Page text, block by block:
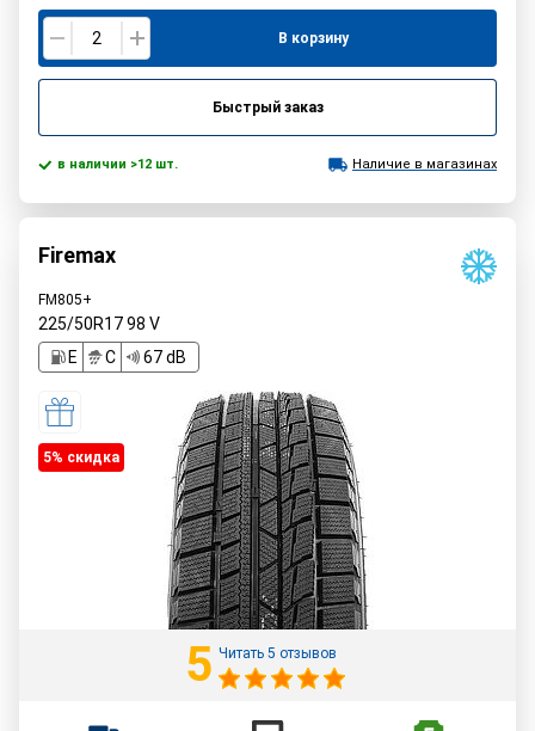
В корзину
Быстрый заказ
в наличии >12 шт. Наличие в магазинах
Firemax
FM805+
225/50R1798 V
E
C 67 dB
5% cкидка
5 Читать 5 отзывов